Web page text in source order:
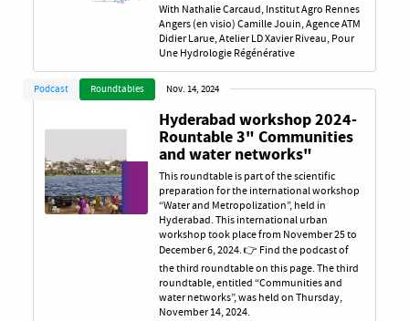
With Nathalie Carcaud, Institut Agro Rennes
Angers (en visio) Camille Jouin, Agence ATM
Didier Larue, Atelier LD Xavier Riveau, Pour
Une Hydrologie Régénérative
Podcast Roundtables Nov. 14, 2024
Hyderabad workshop 2024-
Rountable 3" Communities
and water networks"
This roundtable is part of the scientific
preparation for the international workshop
“Water and Metropolization”, held in
Hyderabad. This international urban
workshop took place from November 25 to
December 6, 2024. 👉 Find the podcast of
the third roundtable on this page. The third
roundtable, entitled “Communities and
water networks”, was held on Thursday,
November 14, 2024.